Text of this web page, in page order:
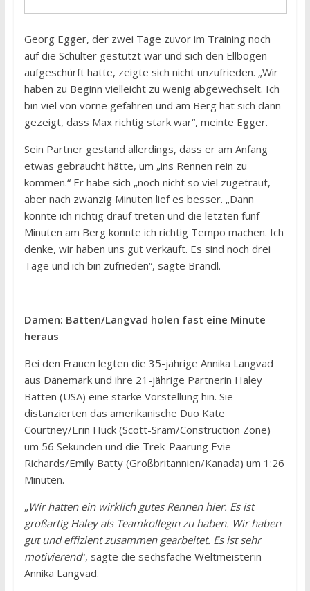
Georg Egger, der zwei Tage zuvor im Training noch
auf die Schulter gestützt war und sich den Ellbogen
aufgeschürft hatte, zeigte sich nicht unzufrieden. „Wir
haben zu Beginn vielleicht zu wenig abgewechselt. Ich
bin viel von vorne gefahren und am Berg hat sich dann
gezeigt, dass Max richtig stark war“, meinte Egger.
Sein Partner gestand allerdings, dass er am Anfang
etwas gebraucht hätte, um „ins Rennen rein zu
kommen.“ Er habe sich „noch nicht so viel zugetraut,
aber nach zwanzig Minuten lief es besser. „Dann
konnte ich richtig drauf treten und die letzten fünf
Minuten am Berg konnte ich richtig Tempo machen. Ich
denke, wir haben uns gut verkauft. Es sind noch drei
Tage und ich bin zufrieden“, sagte Brandl.
Damen: Batten/Langvad holen fast eine Minute
heraus
Bei den Frauen legten die 35-jährige Annika Langvad
aus Dänemark und ihre 21-jährige Partnerin Haley
Batten (USA) eine starke Vorstellung hin. Sie
distanzierten das amerikanische Duo Kate
Courtney/Erin Huck (Scott-Sram/Construction Zone)
um 56 Sekunden und die Trek-Paarung Evie
Richards/Emily Batty (Großbritannien/Kanada) um 1:26
Minuten.
„Wir hatten ein wirklich gutes Rennen hier. Es ist
großartig Haley als Teamkollegin zu haben. Wir haben
gut und effizient zusammen gearbeitet. Es ist sehr
motivierend“, sagte die sechsfache Weltmeisterin
Annika Langvad.